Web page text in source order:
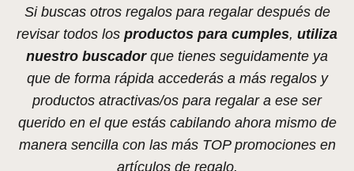
Si buscas otros regalos para regalar después de
revisar todos los productos para cumples, utiliza
nuestro buscadorque tienes seguidamente ya
que de forma rápida accederás a más regalos y
productos atractivas/os para regalar a ese ser
querido en el que estás cabilando ahora mismo de
manera sencilla con las más TOP promociones en
artículos de regalo.